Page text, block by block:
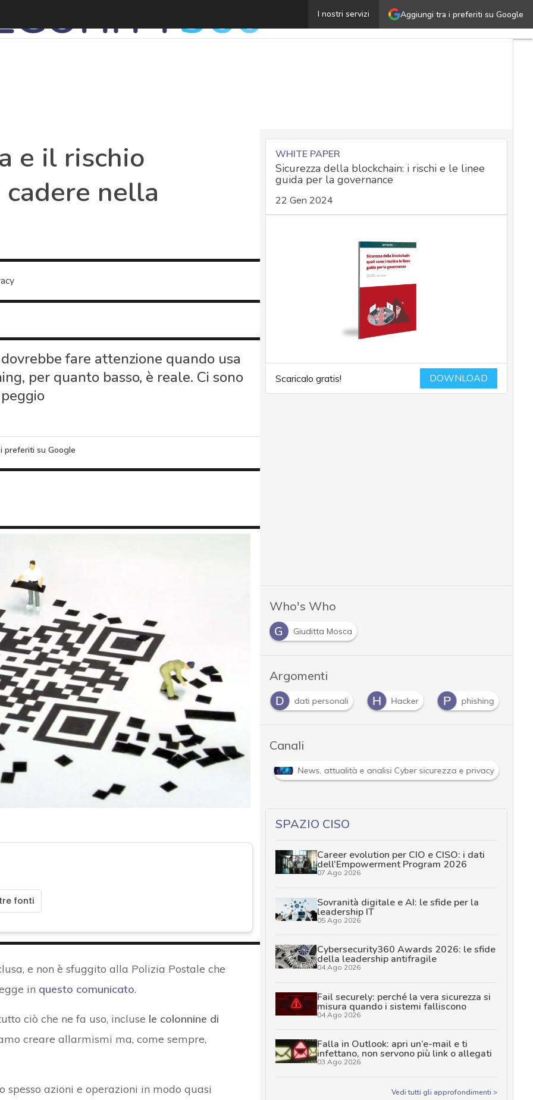
Aggiungi tra i preferiti su Google
I nostri servizi
Colonnine di ricarica e il rischio quishing: come non
e il rischio
nella
fare attenzione quando usa
per quanto basso, è reale. Ci sono
preferiti su Google
fonti
e non è sfuggito alla Polizia Postale che
in questo comunicato.
ciò che ne fa uso, incluse le colonnine di
creare allarmismi ma, come sempre,
azioni e operazioni in modo quasi
WHITE PAPER
Sicurezza della blockchain: i rischi e le linee
guida per la governance
22 Gen 2024
Scaricalo gratis! DOWNLOAD
Who's Who
G
Giuditta Mosca
Argomenti
Applicazioni D dati personali H Hacker P phishing
Canali
Attacchi hacker e Malware: le ultime news in tempo reale e
SPAZIO CISO
Career evolution per CIO e CISO: i dati
dell’Empowerment Program 2026
07 Ago 2026
Sovranità digitale e AI: le sfide per la
leadership IT
05 Ago 2026
Cybersecurity360 Awards 2026: le sfide
della leadership antifragile
04 Ago 2026
Fail securely: perché la vera sicurezza si
misura quando i sistemi falliscono
04 Ago 2026
Falla in Outlook: apri un’e-mail e ti
infettano, non servono più link o allegati
03 Ago 2026
Vedi tutti gli approfondimenti >